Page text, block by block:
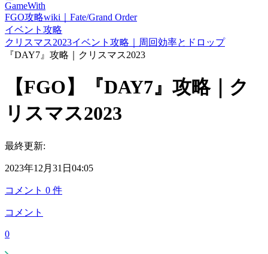
GameWith
FGO攻略wiki｜Fate/Grand Order
イベント攻略
クリスマス2023イベント攻略｜周回効率とドロップ
『DAY7』攻略｜クリスマス2023
【FGO】『DAY7』攻略｜ク
リスマス2023
最終更新:
2023年12月31日04:05
コメント 0 件
コメント
0